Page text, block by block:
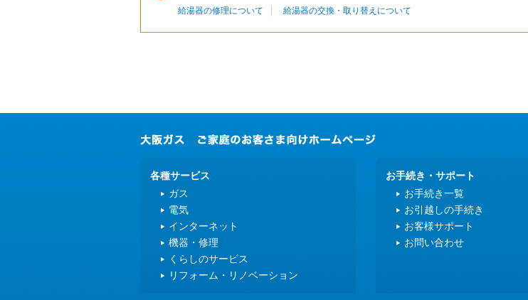
給湯器の修理について
給湯器の交換・取り替えについて
各種サービス
ガス
電気
インターネット
機器・修理
くらしのサービス
リフォーム・リノベーション
お手続き・サポート
お手続き一覧
お引越しの手続き
お客様サポート
お問い合わせ